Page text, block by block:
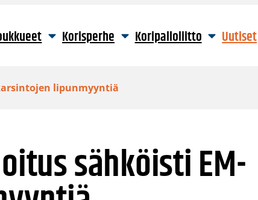
Korisperhe Koripalloliitto Uutiset
lipunmyyntiä
sähköisti EM-